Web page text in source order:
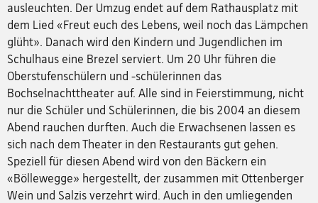
ausleuchten. Der Umzug endet auf dem Rathausplatz mit
dem Lied «Freut euch des Lebens, weil noch das Lämpchen
glüht». Danach wird den Kindern und Jugendlichen im
Schulhaus eine Brezel serviert. Um 20 Uhr führen die
Oberstufenschülern und -schülerinnen das
Bochselnachttheater auf. Alle sind in Feierstimmung, nicht
nur die Schüler und Schülerinnen, die bis 2004 an diesem
Abend rauchen durften. Auch die Erwachsenen lassen es
sich nach dem Theater in den Restaurants gut gehen.
Speziell für diesen Abend wird von den Bäckern ein
«Böllewegge» hergestellt, der zusammen mit Ottenberger
Wein und Salzis verzehrt wird. Auch in den umliegenden